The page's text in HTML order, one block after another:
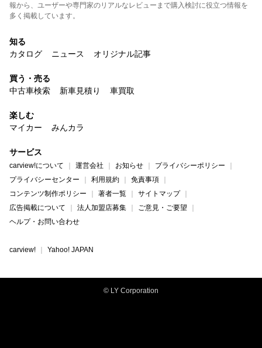
報から、ユーザーや専門家のリアルなレビューまで購入検討に役立つ情報を
多く掲載しています。
知る
カタログ
ニュース オリジナル記事
買う・売る
中古車検索
新車見積り 車買取
楽しむ
マイカー
みんカラ
サービス
carview!について 運営会社 お知らせ
プライバシーポリシー
プライバシーセンター
利用規約
免責事項
コンテンツ制作ポリシー
著者一覧
サイトマップ
広告掲載について
法人加盟店募集
ご意見・ご要望
ヘルプ・お問い合わせ
carview! Yahoo! JAPAN
© LY Corporation